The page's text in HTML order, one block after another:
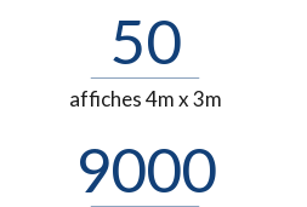
50
affiches 4m x 3m
9000